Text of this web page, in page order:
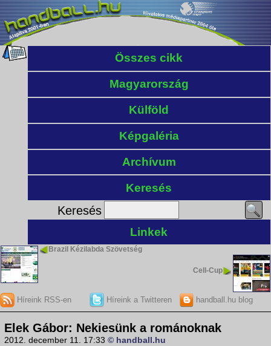
Összes cikk
Magyarország
Külföld
Képgaléria
Archívum
Keresés
Keresés
Linkek
Brazil Kézilabda Szövetség
Cell-Cup
Híreink RSS-en Híreink a Twitteren handball.hu blog
Elek Gábor: Nekiesünk a románoknak
2012. december 11. 17:33 © handball.hu